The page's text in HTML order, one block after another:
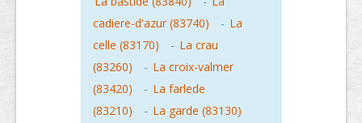
cadiere-d'azur (83740)
- La
celle (83170)
- La crau
(83260)
- La croix-valmer
(83420)
- La farlede
(83210)
- La garde (83130)